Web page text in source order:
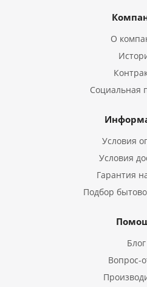
О
Социальная
Условия
Условия
Гарантия
Подбор
Блог
Вопрос-